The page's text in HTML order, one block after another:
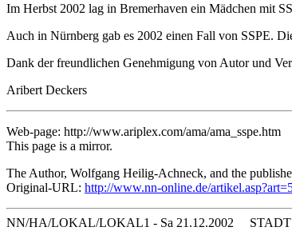
Im Herbst 2002 lag in Bremerhaven ein Mädchen mit
Auch in Nürnberg gab es 2002 einen Fall von SSPE.
Dank der freundlichen Genehmigung von Autor und
Aribert Deckers
Web-page: http://www.ariplex.com/ama/ama_sspe.htm
This page is a mirror.
The Author, Wolfgang Heilig-Achneck, and the
Original-URL: http://www.nn-online.de/
NN/HA/LOKAL/LOKAL1 - Sa 21.12.2002 STADT